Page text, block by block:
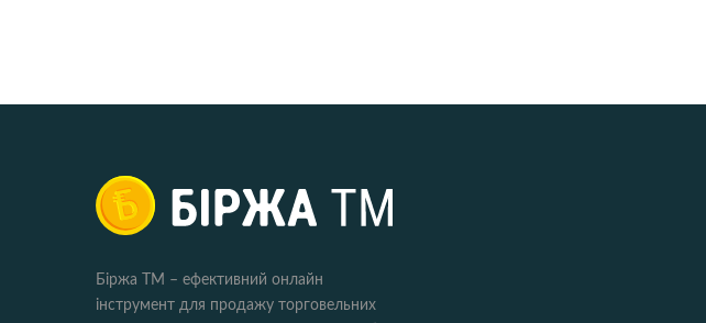
Біржа ТМ – ефективний онлайн
інструмент для продажу торговельних